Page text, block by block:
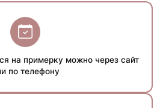
на примерку можно через сайт
по телефону